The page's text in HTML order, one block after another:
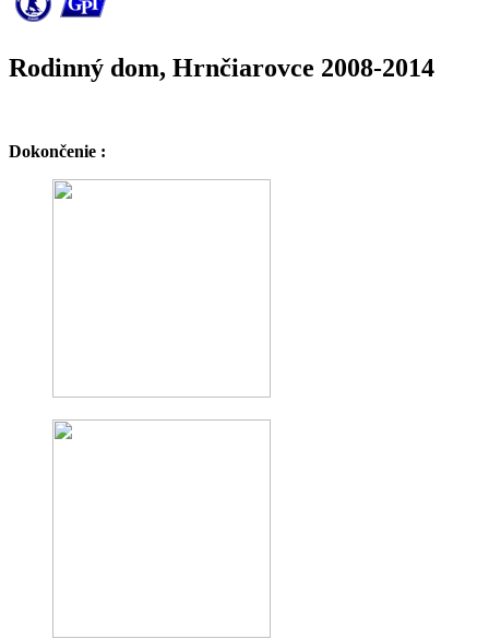
Rodinný dom, Hrnčiarovce 2008-2014
Dokončenie :